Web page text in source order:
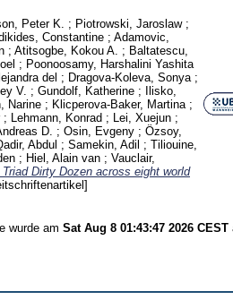
Peter K. ; Piotrowski, Jaroslaw;
Constantine ; Adamovic,
; Atitsogbe, Kokou A. ; Baltatescu,
; Poonoosamy, Harshalini Yashita
del ; Dragova-Koleva, Sonya ;
V. ; Gundolf, Katherine ;
Ilisko,
Narine ; Klicperova-Baker, Martina ;
; Lehmann, Konrad ; Lei, Xuejun ;
D. ; Osin, Evgeny ; Özsoy,
Abdul ; Samekin, Adil ; Tiliouine,
; Hiel, Alain van ; Vauclair,
Dirty Dozen across eight world
wurde am Sat Aug 8 01:43:47 2026 CEST